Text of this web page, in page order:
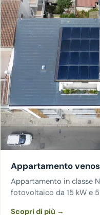
Appartamento
Appartamento in classe
fotovoltaico da 15 kW e
Scopri di più →